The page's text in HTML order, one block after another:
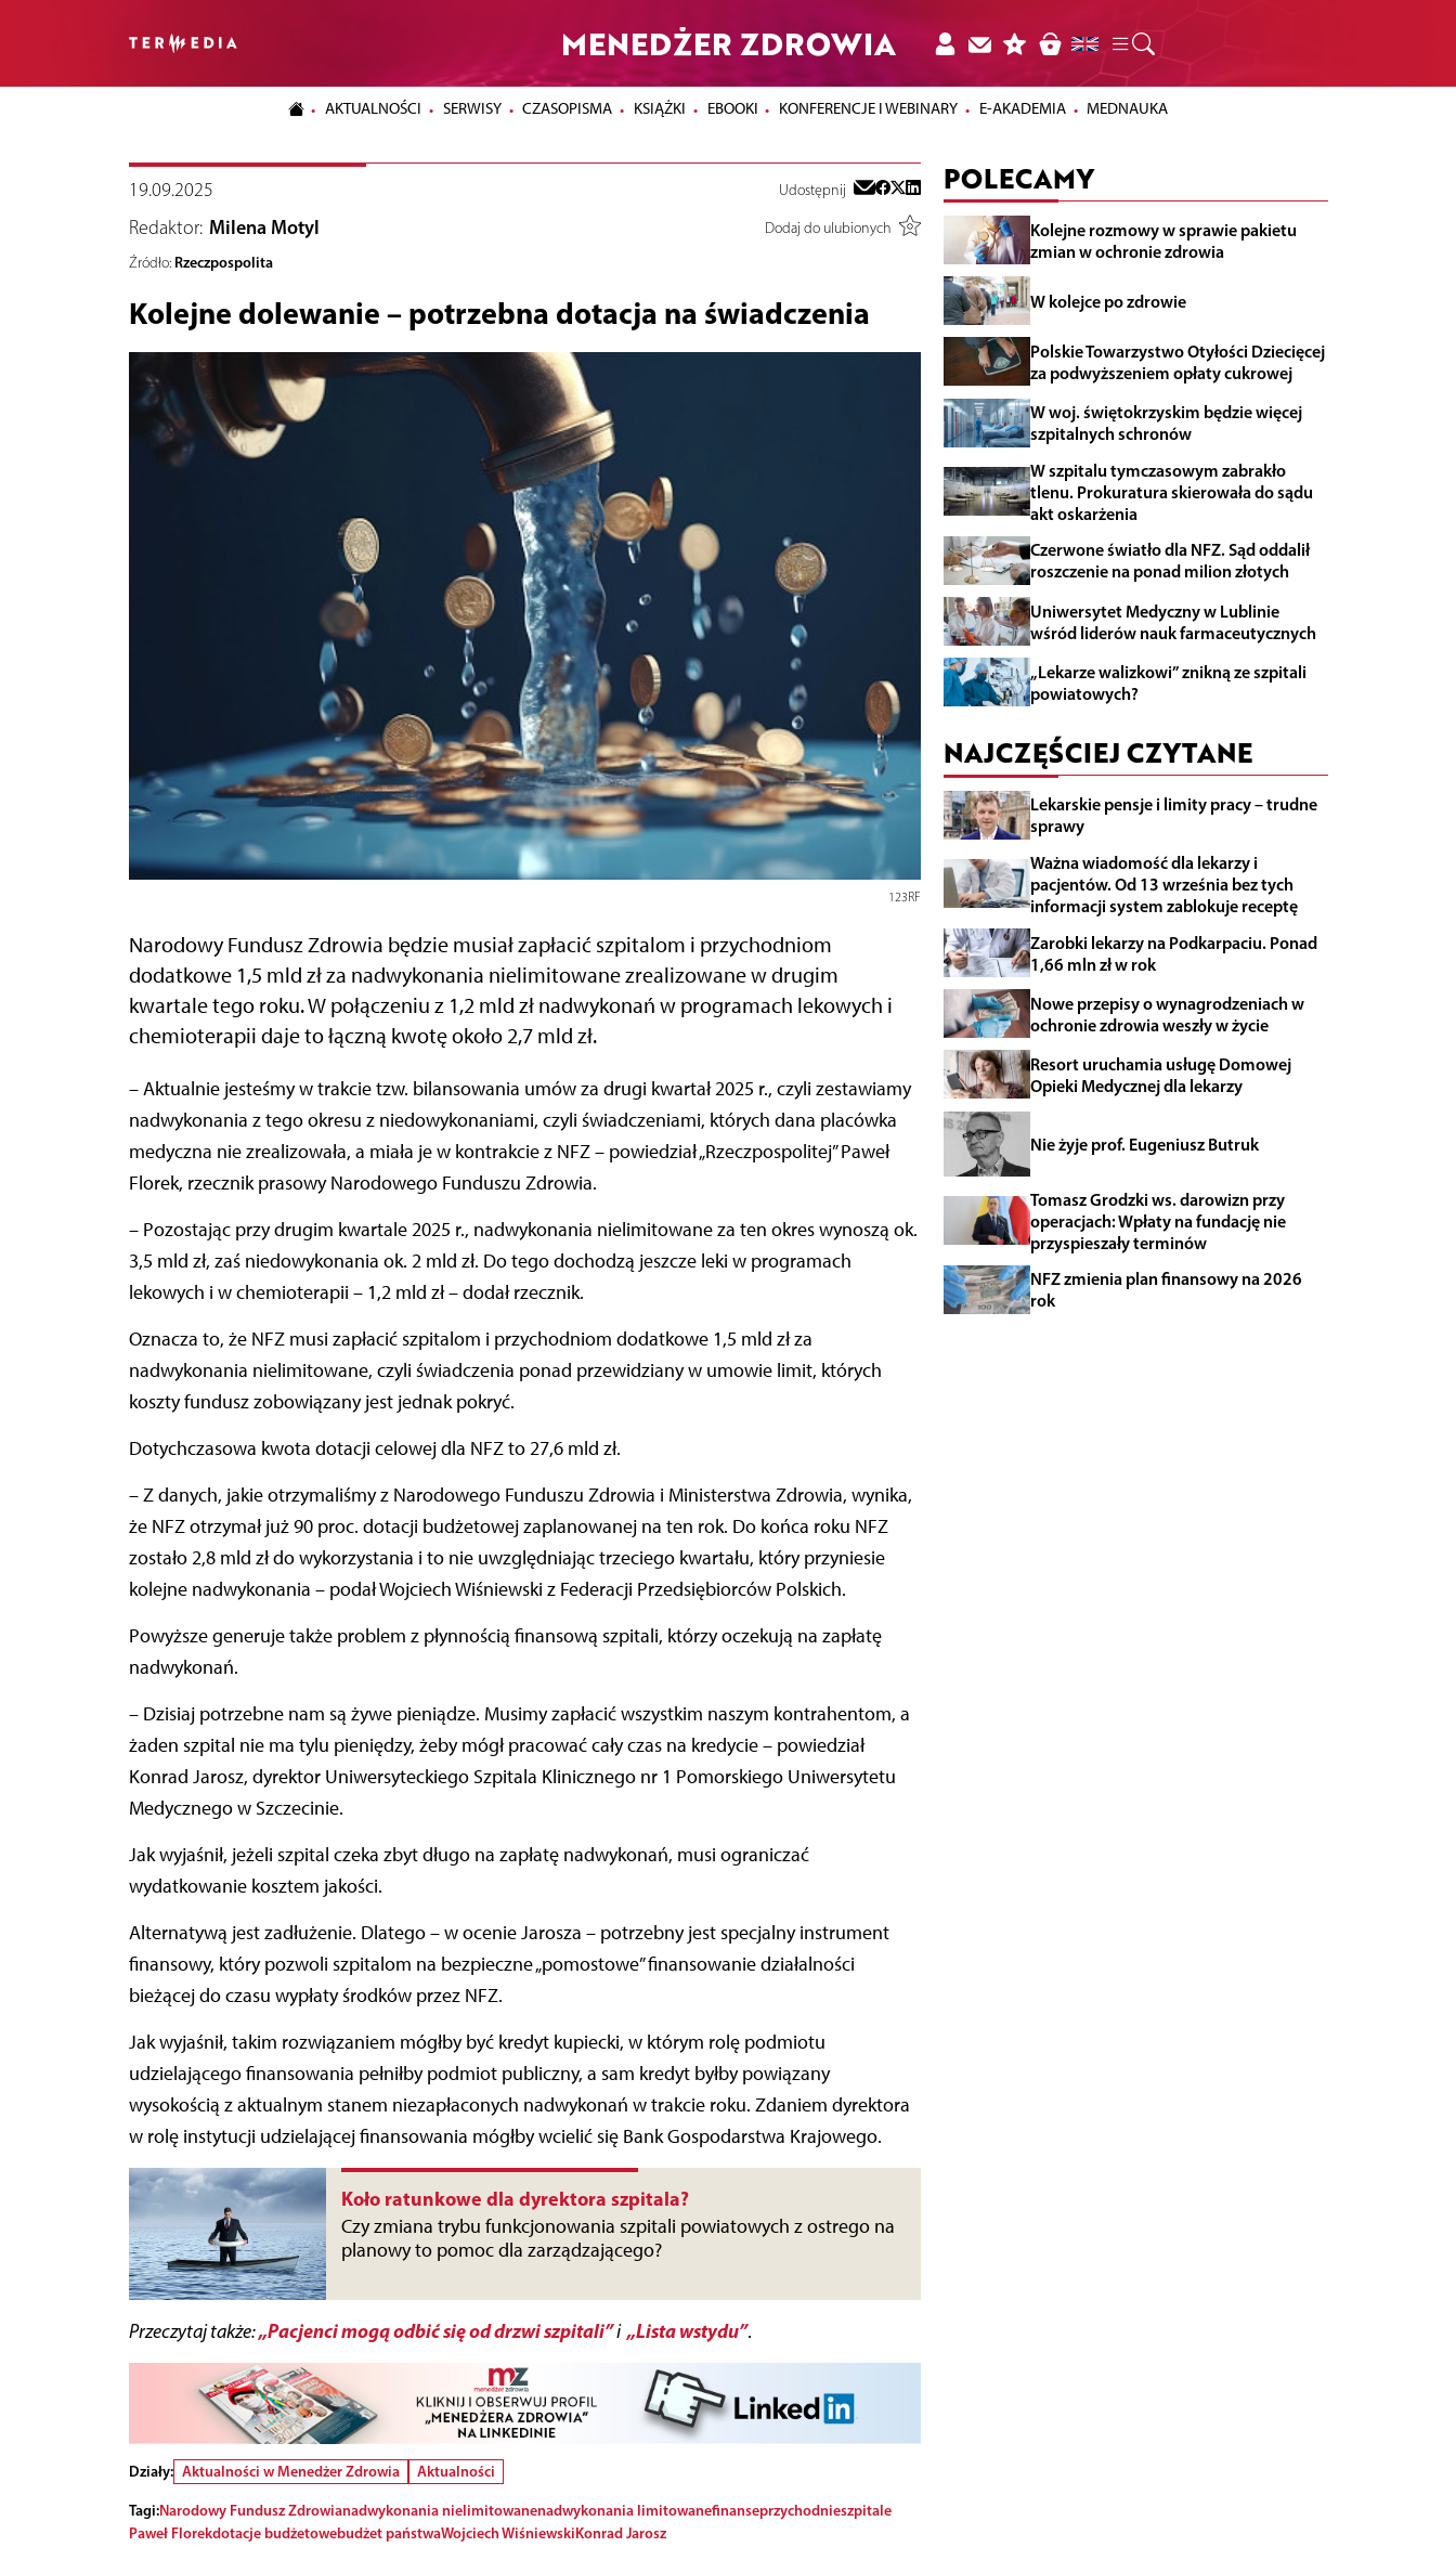
MENEDŻER ZDROWIA
AKTUALNOŚCI SERWISY CZASOPISMA KSIĄŻKI EBOOKI KONFERENCJE I WEBINARY E-AKADEMIA MEDNAUKA
19.09.2025 Udostępnij
Redaktor: Milena Motyl
Dodaj do ulubionych
Źródło: Rzeczpospolita
Kolejne dolewanie – potrzebna dotacja na świadczenia
123RF
Narodowy Fundusz Zdrowia będzie musiał zapłacić szpitalom i przychodniom
dodatkowe 1,5 mld zł za nadwykonania nielimitowane zrealizowane w drugim
kwartale tego roku. W połączeniu z 1,2 mld zł nadwykonań w programach lekowych i
chemioterapii daje to łączną kwotę około 2,7 mld zł.
– Aktualnie jesteśmy w trakcie tzw. bilansowania umów za drugi kwartał 2025 r., czyli zestawiamy
nadwykonania z tego okresu z niedowykonaniami, czyli świadczeniami, których dana placówka
medyczna nie zrealizowała, a miała je w kontrakcie z NFZ – powiedział „Rzeczpospolitej” Paweł
Florek, rzecznik prasowy Narodowego Funduszu Zdrowia.
– Pozostając przy drugim kwartale 2025 r., nadwykonania nielimitowane za ten okres wynoszą ok.
3,5 mld zł, zaś niedowykonania ok. 2 mld zł. Do tego dochodzą jeszcze leki w programach
lekowych i w chemioterapii – 1,2 mld zł – dodał rzecznik.
Oznacza to, że NFZ musi zapłacić szpitalom i przychodniom dodatkowe 1,5 mld zł za
nadwykonania nielimitowane, czyli świadczenia ponad przewidziany w umowie limit, których
koszty fundusz zobowiązany jest jednak pokryć.
Dotychczasowa kwota dotacji celowej dla NFZ to 27,6 mld zł.
– Z danych, jakie otrzymaliśmy z Narodowego Funduszu Zdrowia i Ministerstwa Zdrowia, wynika,
że NFZ otrzymał już 90 proc. dotacji budżetowej zaplanowanej na ten rok. Do końca roku NFZ
zostało 2,8 mld zł do wykorzystania i to nie uwzględniając trzeciego kwartału, który przyniesie
kolejne nadwykonania – podał Wojciech Wiśniewski z Federacji Przedsiębiorców Polskich.
Powyższe generuje także problem z płynnością finansową szpitali, którzy oczekują na zapłatę
nadwykonań.
– Dzisiaj potrzebne nam są żywe pieniądze. Musimy zapłacić wszystkim naszym kontrahentom, a
żaden szpital nie ma tylu pieniędzy, żeby mógł pracować cały czas na kredycie – powiedział
Konrad Jarosz, dyrektor Uniwersyteckiego Szpitala Klinicznego nr 1 Pomorskiego Uniwersytetu
Medycznego w Szczecinie.
Jak wyjaśnił, jeżeli szpital czeka zbyt długo na zapłatę nadwykonań, musi ograniczać
wydatkowanie kosztem jakości.
Alternatywą jest zadłużenie. Dlatego – w ocenie Jarosza – potrzebny jest specjalny instrument
finansowy, który pozwoli szpitalom na bezpieczne „pomostowe” finansowanie działalności
bieżącej do czasu wypłaty środków przez NFZ.
Jak wyjaśnił, takim rozwiązaniem mógłby być kredyt kupiecki, w którym rolę podmiotu
udzielającego finansowania pełniłby podmiot publiczny, a sam kredyt byłby powiązany
wysokością z aktualnym stanem niezapłaconych nadwykonań w trakcie roku. Zdaniem dyrektora
w rolę instytucji udzielającej finansowania mógłby wcielić się Bank Gospodarstwa Krajowego.
Koło ratunkowe dla dyrektora szpitala?
Czy zmiana trybu funkcjonowania szpitali powiatowych z ostrego na
planowy to pomoc dla zarządzającego?
Przeczytaj także:„Pacjenci mogą odbić się od drzwi szpitali”i „Lista wstydu”.
Działy: Aktualności w Menedżer Zdrowia
Aktualności
Tagi:Narodowy Fundusz Zdrowianadwykonania nielimitowanenadwykonania limitowanefinanseprzychodnieszpitale
Paweł Florekdotacje budżetowebudżet państwaWojciech WiśniewskiKonrad Jarosz
POLECAMY
Kolejne rozmowy w sprawie pakietu
zmian w ochronie zdrowia
W kolejce po zdrowie
Polskie Towarzystwo Otyłości Dziecięcej
za podwyższeniem opłaty cukrowej
W woj. świętokrzyskim będzie więcej
szpitalnych schronów
W szpitalu tymczasowym zabrakło
tlenu. Prokuratura skierowała do sądu
akt oskarżenia
Czerwone światło dla NFZ. Sąd oddalił
roszczenie na ponad milion złotych
Uniwersytet Medyczny w Lublinie
wśród liderów nauk farmaceutycznych
„Lekarze walizkowi” znikną ze szpitali
powiatowych?
NAJCZĘŚCIEJ CZYTANE
Lekarskie pensje i limity pracy – trudne
sprawy
Ważna wiadomość dla lekarzy i
pacjentów. Od 13 września bez tych
informacji system zablokuje receptę
Zarobki lekarzy na Podkarpaciu. Ponad
1,66 mln zł w rok
Nowe przepisy o wynagrodzeniach w
ochronie zdrowia weszły w życie
Resort uruchamia usługę Domowej
Opieki Medycznej dla lekarzy
Nie żyje prof. Eugeniusz Butruk
Tomasz Grodzki ws. darowizn przy
operacjach: Wpłaty na fundację nie
przyspieszały terminów
NFZ zmienia plan finansowy na 2026
rok